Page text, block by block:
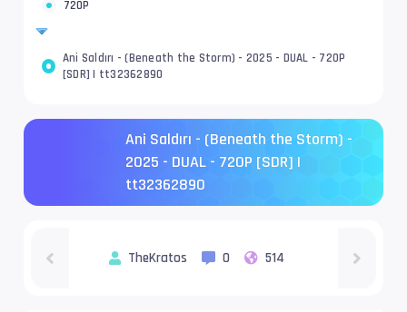
720P
Ani Saldırı - (Beneath the Storm) - 2025 - DUAL - 720P
[SDR] | tt32362890
Ani Saldırı - (Beneath the Storm) -
2025 - DUAL - 720P [SDR] |
tt32362890
TheKratos 0 514